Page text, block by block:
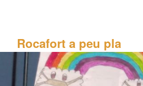
Rocafort a peu pla